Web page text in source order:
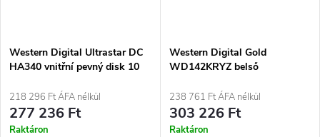
Western Digital Ultrastar DC
HA340 vnitřní pevný disk 10
SATA
218 296 Ft ÁFA nélkül
277 236 Ft
Raktáron
Western Digital Gold
WD142KRYZ belső
512 MB 3,5&quot; Serial ATA
III
238 761 Ft ÁFA nélkül
303 226 Ft
Raktáron